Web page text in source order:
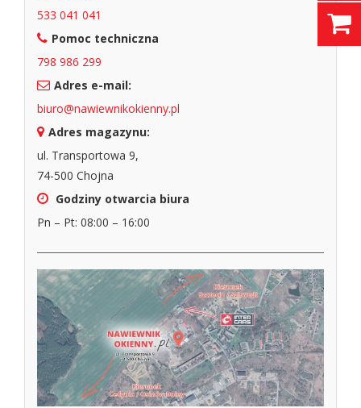
533 041 041
Pomoc techniczna
798 986 299
Adres e-mail:
biuro@nawiewnikokienny.pl
Adres magazynu:
ul. Transportowa 9,
74-500 Chojna
Godziny otwarcia biura
Pn – Pt: 08:00 – 16:00